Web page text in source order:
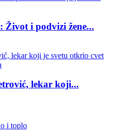
Život i podvizi žene...
lekar koji...